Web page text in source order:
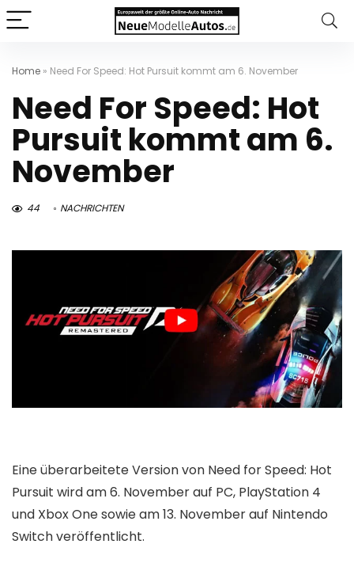
Home » Need For Speed: Hot Pursuit kommt am 6. November
Need For Speed: Hot
Pursuit kommt am 6.
November
44 NACHRICHTEN
Eine überarbeitete Version von Need for Speed: Hot
Pursuit wird am 6. November auf PC, PlayStation 4
und Xbox One sowie am 13. November auf Nintendo
Switch veröffentlicht.